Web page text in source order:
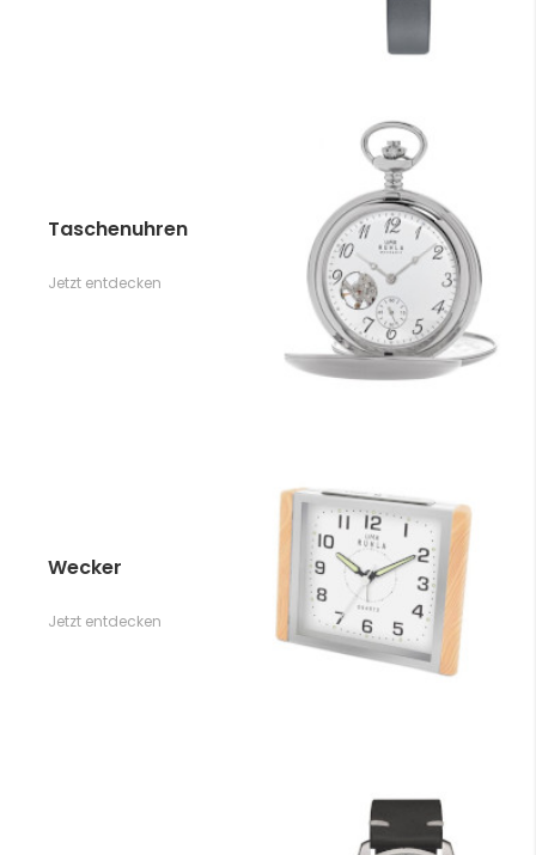
Taschenuhren
Jetzt entdecken
Wecker
Jetzt entdecken